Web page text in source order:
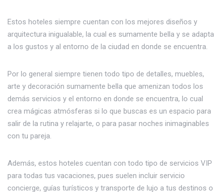
Estos hoteles siempre cuentan con los mejores diseños y
arquitectura inigualable, la cual es sumamente bella y se adapta
a los gustos y al entorno de la ciudad en donde se encuentra.
Por lo general siempre tienen todo tipo de detalles, muebles,
arte y decoración sumamente bella que amenizan todos los
demás servicios y el entorno en donde se encuentra, lo cual
crea mágicas atmósferas si lo que buscas es un espacio para
salir de la rutina y relajarte, o para pasar noches inimaginables
con tu pareja.
Además, estos hoteles cuentan con todo tipo de servicios VIP
para todas tus vacaciones, pues suelen incluir servicio
concierge, guías turísticos y transporte de lujo a tus destinos o